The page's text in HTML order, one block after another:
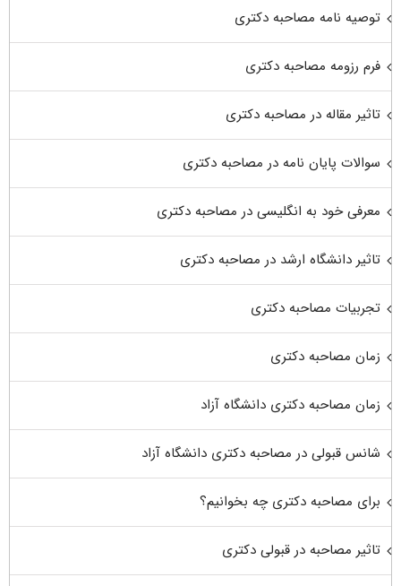
توصیه نامه مصاحبه دکتری
فرم رزومه مصاحبه دکتری
تاثیر مقاله در مصاحبه دکتری
سوالات پایان نامه در مصاحبه دکتری
معرفی خود به انگلیسی در مصاحبه دکتری
تاثیر دانشگاه ارشد در مصاحبه دکتری
تجربیات مصاحبه دکتری
زمان مصاحبه دکتری
زمان مصاحبه دکتری دانشگاه آزاد
شانس قبولی در مصاحبه دکتری دانشگاه آزاد
برای مصاحبه دکتری چه بخوانیم؟
تاثیر مصاحبه در قبولی دکتری